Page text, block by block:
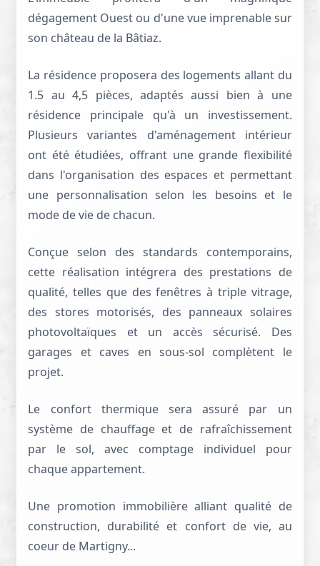
dégagement Ouest ou d'une vue imprenable sur
son château de la Bâtiaz.
La résidence proposera des logements allant du
1.5 au 4,5 pièces, adaptés aussi bien à une
résidence principale qu'à un investissement.
Plusieurs variantes d'aménagement intérieur
ont été étudiées, offrant une grande flexibilité
dans l'organisation des espaces et permettant
une personnalisation selon les besoins et le
mode de vie de chacun.
Conçue selon des standards contemporains,
cette réalisation intégrera des prestations de
qualité, telles que des fenêtres à triple vitrage,
des stores motorisés, des panneaux solaires
photovoltaïques et un accès sécurisé. Des
garages et caves en sous-sol complètent le
projet.
Le confort thermique sera assuré par un
système de chauffage et de rafraîchissement
par le sol, avec comptage individuel pour
chaque appartement.
Une promotion immobilière alliant qualité de
construction, durabilité et confort de vie, au
coeur de Martigny...